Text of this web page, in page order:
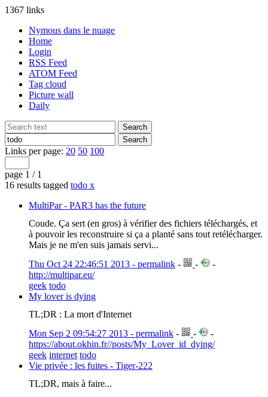
1367 links
Nymous dans le nuage
Home
Login
RSS Feed
ATOM Feed
Tag cloud
Picture wall
Daily
Links per page: 20 50 100
page 1 / 1
16 results tagged todo x
MultiPar - PAR3 has the future
Coude. Ça sert (en gros) à vérifier des fichiers téléchargés, et
à pouvoir les reconstruire si ça a planté sans tout retélécharger.
Mais je ne m'en suis jamais servi...
Thu Oct 24 22:46:51 2013 - permalink - -
-
http://multipar.eu/
geek todo
My lover is dying
TL;DR : La mort d'Internet
Mon Sep 2 09:54:27 2013 - permalink - -
-
https://about.okhin.fr//posts/My_Lover_id_dying/
geek internet todo
Vie privée : les fuites - Tiger-222
TL;DR, mais à faire...